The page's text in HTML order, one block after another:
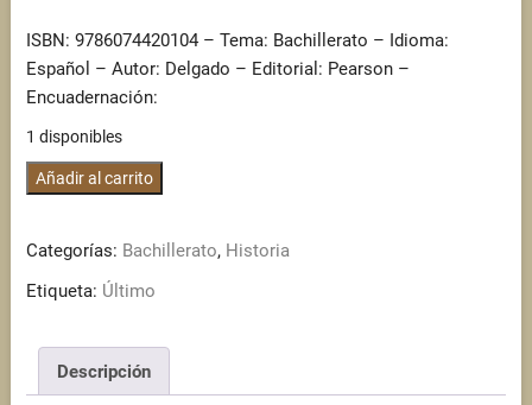
$195.00.$150.00.
ISBN: 9786074420104 – Tema: Bachillerato – Idioma:
Español – Autor: Delgado – Editorial: Pearson –
Encuadernación:
1 disponibles
México
económica
y
cantidad
Añadir al carrito
Categorías: Bachillerato, Historia
Etiqueta: Último
Descripción